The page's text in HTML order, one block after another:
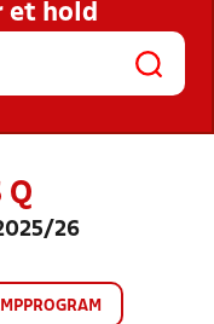
KLUBBER OG
et hold
Q
26